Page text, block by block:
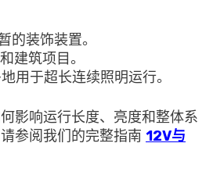
的装饰装置。
建筑项目。
用于超长连续照明运行。
影响运行长度、亮度和整体系
参阅我们的完整指南 12V与